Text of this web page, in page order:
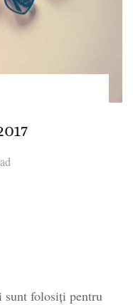
folosiți pentru